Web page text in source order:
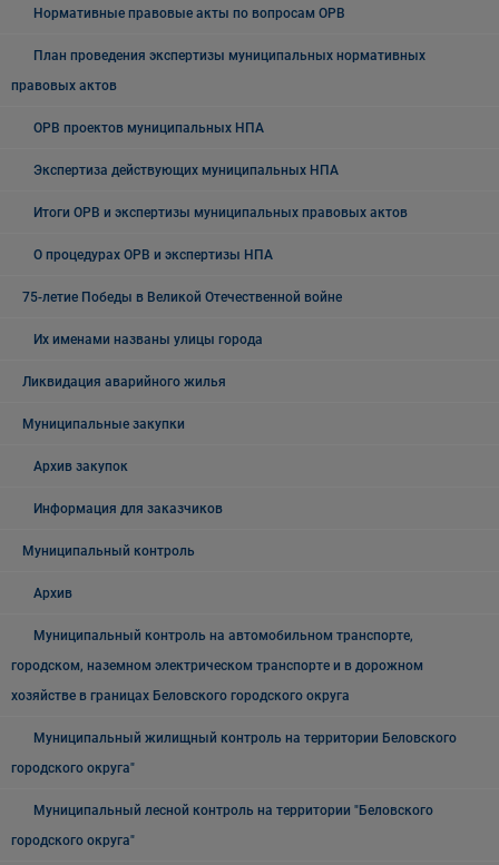
Нормативные правовые акты по вопросам ОРВ
План проведения экспертизы муниципальных нормативных
правовых актов
ОРВ проектов муниципальных НПА
Экспертиза действующих муниципальных НПА
Итоги ОРВ и экспертизы муниципальных правовых актов
О процедурах ОРВ и экспертизы НПА
75-летие Победы в Великой Отечественной войне
Их именами названы улицы города
Ликвидация аварийного жилья
Муниципальные закупки
Архив закупок
Информация для заказчиков
Муниципальный контроль
Архив
Муниципальный контроль на автомобильном транспорте,
городском, наземном электрическом транспорте и в дорожном
хозяйстве в границах Беловского городского округа
Муниципальный жилищный контроль на территории Беловского
городского округа"
Муниципальный лесной контроль на территории "Беловского
городского округа"